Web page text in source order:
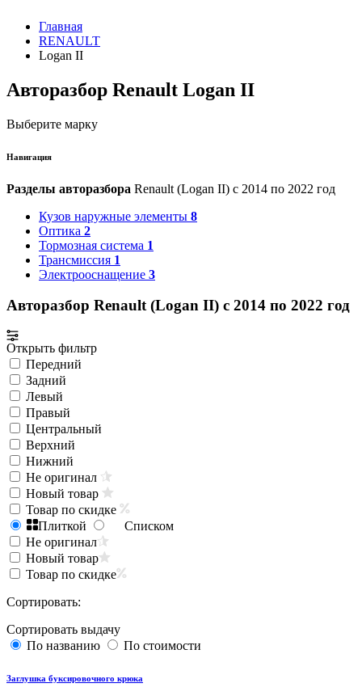
Главная
RENAULT
Logan II
Авторазбор Renault Logan II
Выберите марку
Навигация
Разделы авторазбора Renault (Logan II) с 2014 по 2022 год
Кузов наружные элементы 8
Оптика 2
Тормозная система 1
Трансмиссия 1
Электрооснащение 3
Авторазбор Renault (Logan II) с 2014 по 2022 год
Открыть фильтр
Передний
Задний
Левый
Правый
Центральный
Верхний
Нижний
Не оригинал
Новый товар
Товар по скидке
Плиткой
Списком
Не оригинал
Новый товар
Товар по скидке
Сортировать:
Сортировать выдачу
По названию
По стоимости
Заглушка буксировочного крюка